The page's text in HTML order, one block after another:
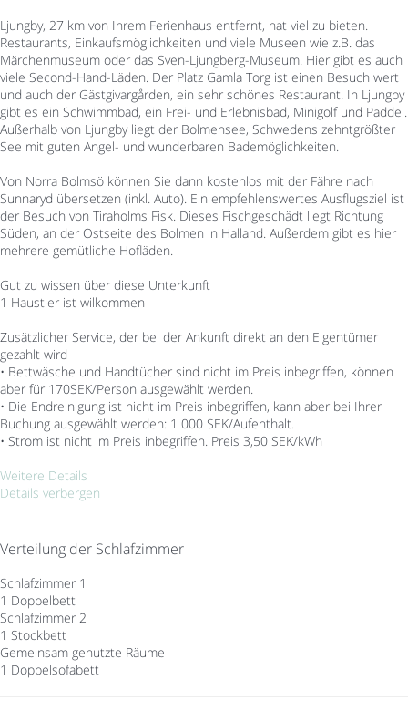
Ljungby, 27 km von Ihrem Ferienhaus entfernt, hat viel zu bieten.
Restaurants, Einkaufsmöglichkeiten und viele Museen wie z.B. das
Märchenmuseum oder das Sven-Ljungberg-Museum. Hier gibt es auch
viele Second-Hand-Läden. Der Platz Gamla Torg ist einen Besuch wert
und auch der Gästgivargården, ein sehr schönes Restaurant. In Ljungby
gibt es ein Schwimmbad, ein Frei- und Erlebnisbad, Minigolf und Paddel.
Außerhalb von Ljungby liegt der Bolmensee, Schwedens zehntgrößter
See mit guten Angel- und wunderbaren Bademöglichkeiten.
Von Norra Bolmsö können Sie dann kostenlos mit der Fähre nach
Sunnaryd übersetzen (inkl. Auto). Ein empfehlenswertes Ausflugsziel ist
der Besuch von Tiraholms Fisk. Dieses Fischgeschädt liegt Richtung
Süden, an der Ostseite des Bolmen in Halland. Außerdem gibt es hier
mehrere gemütliche Hofläden.
Gut zu wissen über diese Unterkunft
1 Haustier ist wilkommen
Zusätzlicher Service, der bei der Ankunft direkt an den Eigentümer
gezahlt wird
• Bettwäsche und Handtücher sind nicht im Preis inbegriffen, können
aber für 170SEK/Person ausgewählt werden.
• Die Endreinigung ist nicht im Preis inbegriffen, kann aber bei Ihrer
Buchung ausgewählt werden: 1 000 SEK/Aufenthalt.
• Strom ist nicht im Preis inbegriffen. Preis 3,50 SEK/kWh
Weitere Details
Details verbergen
Verteilung der Schlafzimmer
Schlafzimmer 1
1 Doppelbett
Schlafzimmer 2
1 Stockbett
Gemeinsam genutzte Räume
1 Doppelsofabett